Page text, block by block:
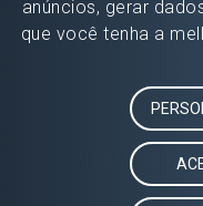
UPA Rio
01 – INSTITUCIONAL
NOME DA OSS